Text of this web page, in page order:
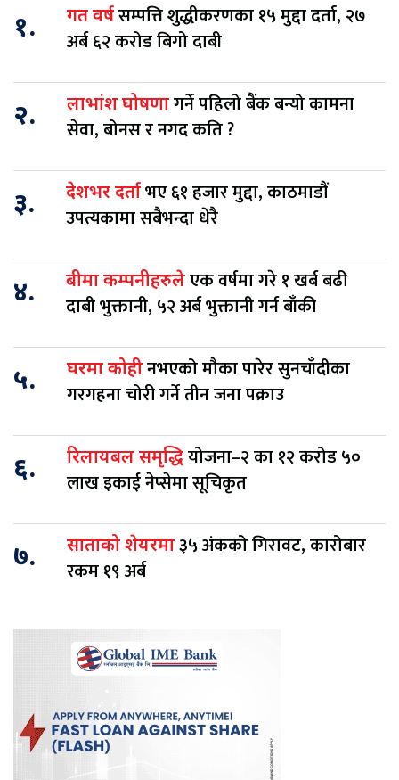
१. गत वर्षसम्पत्ति शुद्धीकरणका १५ मुद्दा दर्ता, २७
अर्ब ६२ करोड बिगो दाबी
२. लाभांश घोषणागर्ने पहिलो बैंक बन्यो कामना
सेवा, बोनस र नगद कति ?
३. देशभर दर्ताभए ६१ हजार मुद्दा, काठमाडौं
उपत्यकामा सबैभन्दा धेरै
४. बीमा कम्पनीहरुलेएक वर्षमा गरे १ खर्ब बढी
दाबी भुक्तानी, ५२ अर्ब भुक्तानी गर्न बाँकी
५. घरमा कोहीनभएको मौका पारेर सुनचाँदीका
गरगहना चोरी गर्ने तीन जना पक्राउ
६. रिलायबल समृद्धियोजना–२ का १२ करोड ५०
लाख इकाई नेप्सेमा सूचिकृत
७. साताको शेयरमा३५ अंकको गिरावट, कारोबार
रकम १९ अर्ब